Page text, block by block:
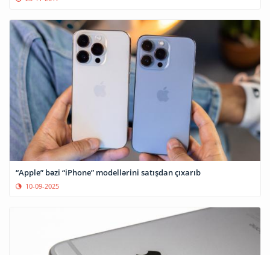
“Apple” bəzi “iPhone” modellərini satışdan çıxarıb
10-09-2025